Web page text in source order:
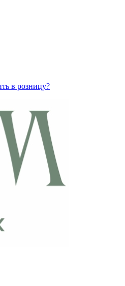
в розницу?